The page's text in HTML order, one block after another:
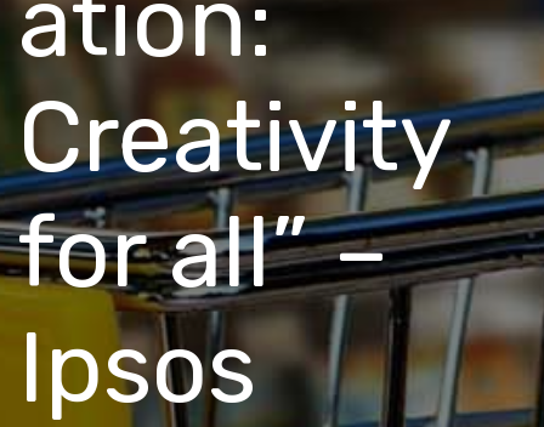
Creativity
for all” –
Ipsos